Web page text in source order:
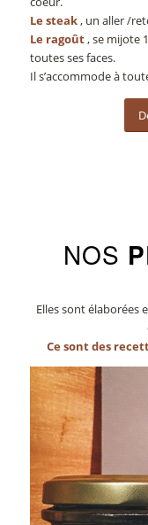
Le steak, un aller /
Le ragoût, se mijote
toutes ses faces.
Il s’accommode à
NOS
Elles sont élaborées
Ce sont des